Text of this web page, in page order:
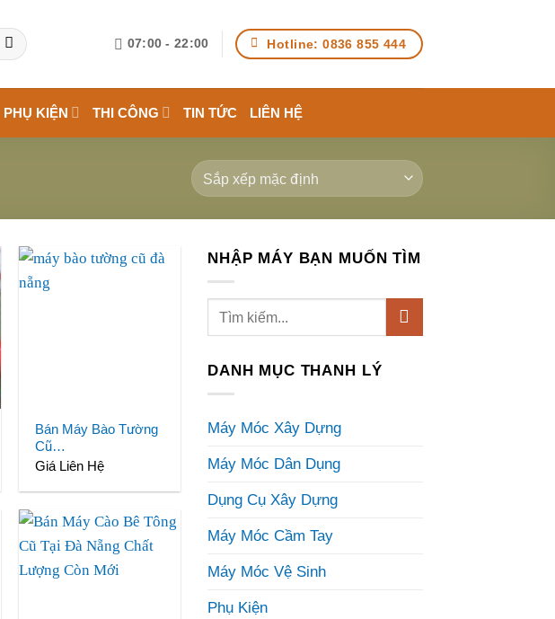
07:00 - 22:00 Hotline: 0836 855 444
PHỤ KIỆN THI CÔNG TIN TỨC LIÊN HỆ
Bán Máy Bào Tường
Cũ…
Giá Liên Hệ
NHẬP MÁY BẠN MUỐN TÌM
Tìm
DANH MỤC THANH LÝ
Máy Móc Xây Dựng
Máy Móc Dân Dụng
Dụng Cụ Xây Dựng
Máy Móc Cầm Tay
Máy Móc Vệ Sinh
Phụ Kiện